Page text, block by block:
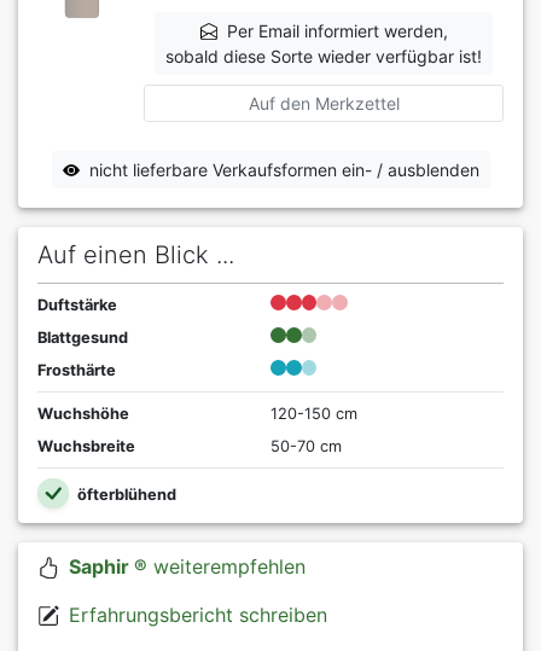
Per Email informiert werden,
sobald diese Sorte wieder verfügbar ist!
Auf den Merkzettel
nicht lieferbare Verkaufsformen ein- / ausblenden
Auf einen Blick ...
Duftstärke
Blattgesund
Frosthärte
Wuchshöhe
120-150 cm
Wuchsbreite
50-70 cm
öfterblühend
Saphir ® weiterempfehlen
Erfahrungsbericht schreiben